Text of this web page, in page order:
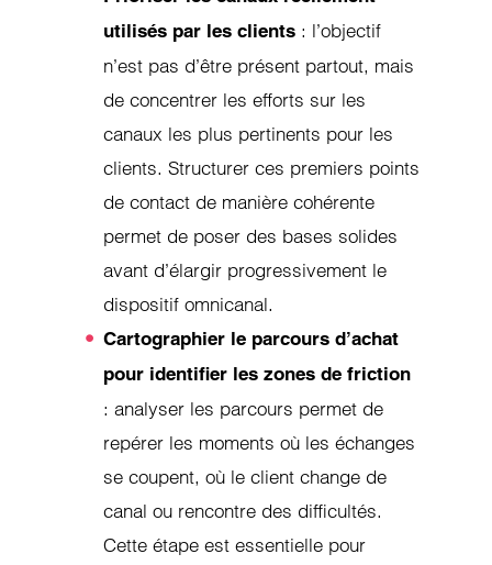
utilisés par les clients : l’objectif
n’est pas d’être présent partout, mais
de concentrer les efforts sur les
canaux les plus pertinents pour les
clients. Structurer ces premiers points
de contact de manière cohérente
permet de poser des bases solides
avant d’élargir progressivement le
dispositif omnicanal.
Cartographier le parcours d’achat
pour identifier les zones de friction
: analyser les parcours permet de
repérer les moments où les échanges
se coupent, où le client change de
canal ou rencontre des difficultés.
Cette étape est essentielle pour